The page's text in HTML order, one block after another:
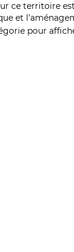
ce territoire
et
pour